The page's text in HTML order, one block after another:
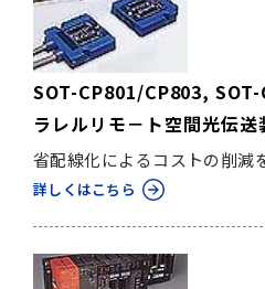
SOT-CP801/CP803,
ラレルリモ－ト空間光伝
省配線化によるコストの削減
詳しくはこちら